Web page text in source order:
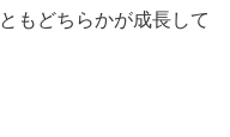
もどちらかが成長して